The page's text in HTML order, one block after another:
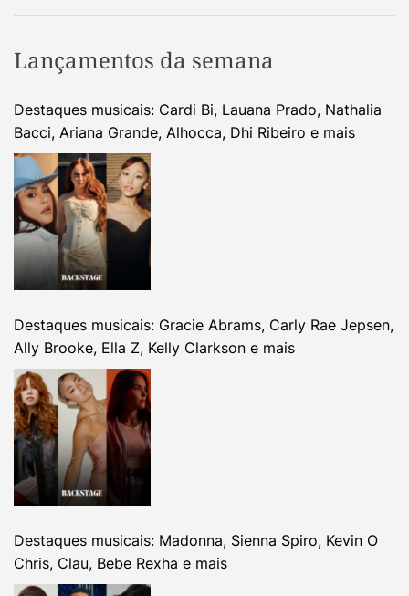
Lançamentos da semana
Destaques musicais: Cardi Bi, Lauana Prado, Nathalia
Bacci, Ariana Grande, Alhocca, Dhi Ribeiro e mais
Destaques musicais: Gracie Abrams, Carly Rae Jepsen,
Ally Brooke, Ella Z, Kelly Clarkson e mais
Destaques musicais: Madonna, Sienna Spiro, Kevin O
Chris, Clau, Bebe Rexha e mais